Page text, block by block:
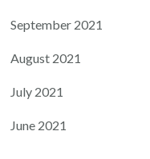
September 2021
August 2021
July 2021
June 2021